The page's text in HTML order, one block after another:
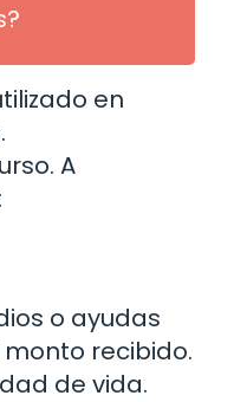
en
A
o ayudas
recibido.
de vida.